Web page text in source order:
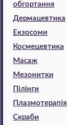
обгортання
Дермацевтика
Екзосоми
Космецевтика
Масаж
Мезонитки
Пілінги
Плазмотерапія
Скраби